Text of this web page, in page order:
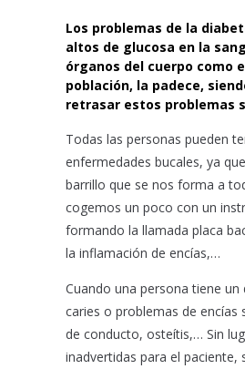
c
e
b
o
k
a
t
s
A
p
a
i
l
Los problemas de la
altos de glucosa en la
órganos del cuerpo como
población, la padece,
retrasar estos problemas
Todas las personas pueden
enfermedades bucales, ya
barrillo que se nos forma a
cogemos un poco con un
formando la llamada placa
la inflamación de encías,…
Cuando una persona tiene
caries o problemas de
de conducto, osteítis,… Sin
inadvertidas para el